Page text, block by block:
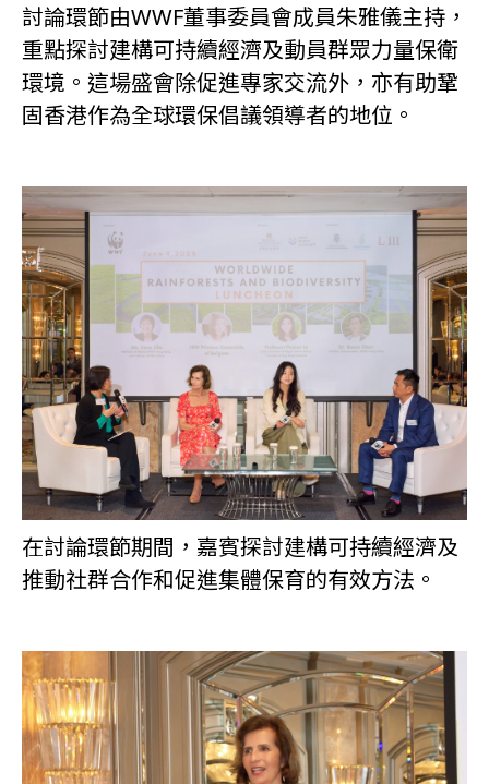
討論環節由WWF董事委員會成員朱雅儀主持，
重點探討建構可持續經濟及動員群眾力量保衛
環境。這場盛會除促進專家交流外，亦有助鞏
固香港作為全球環保倡議領導者的地位。
在討論環節期間，嘉賓探討建構可持續經濟及
推動社群合作和促進集體保育的有效方法。